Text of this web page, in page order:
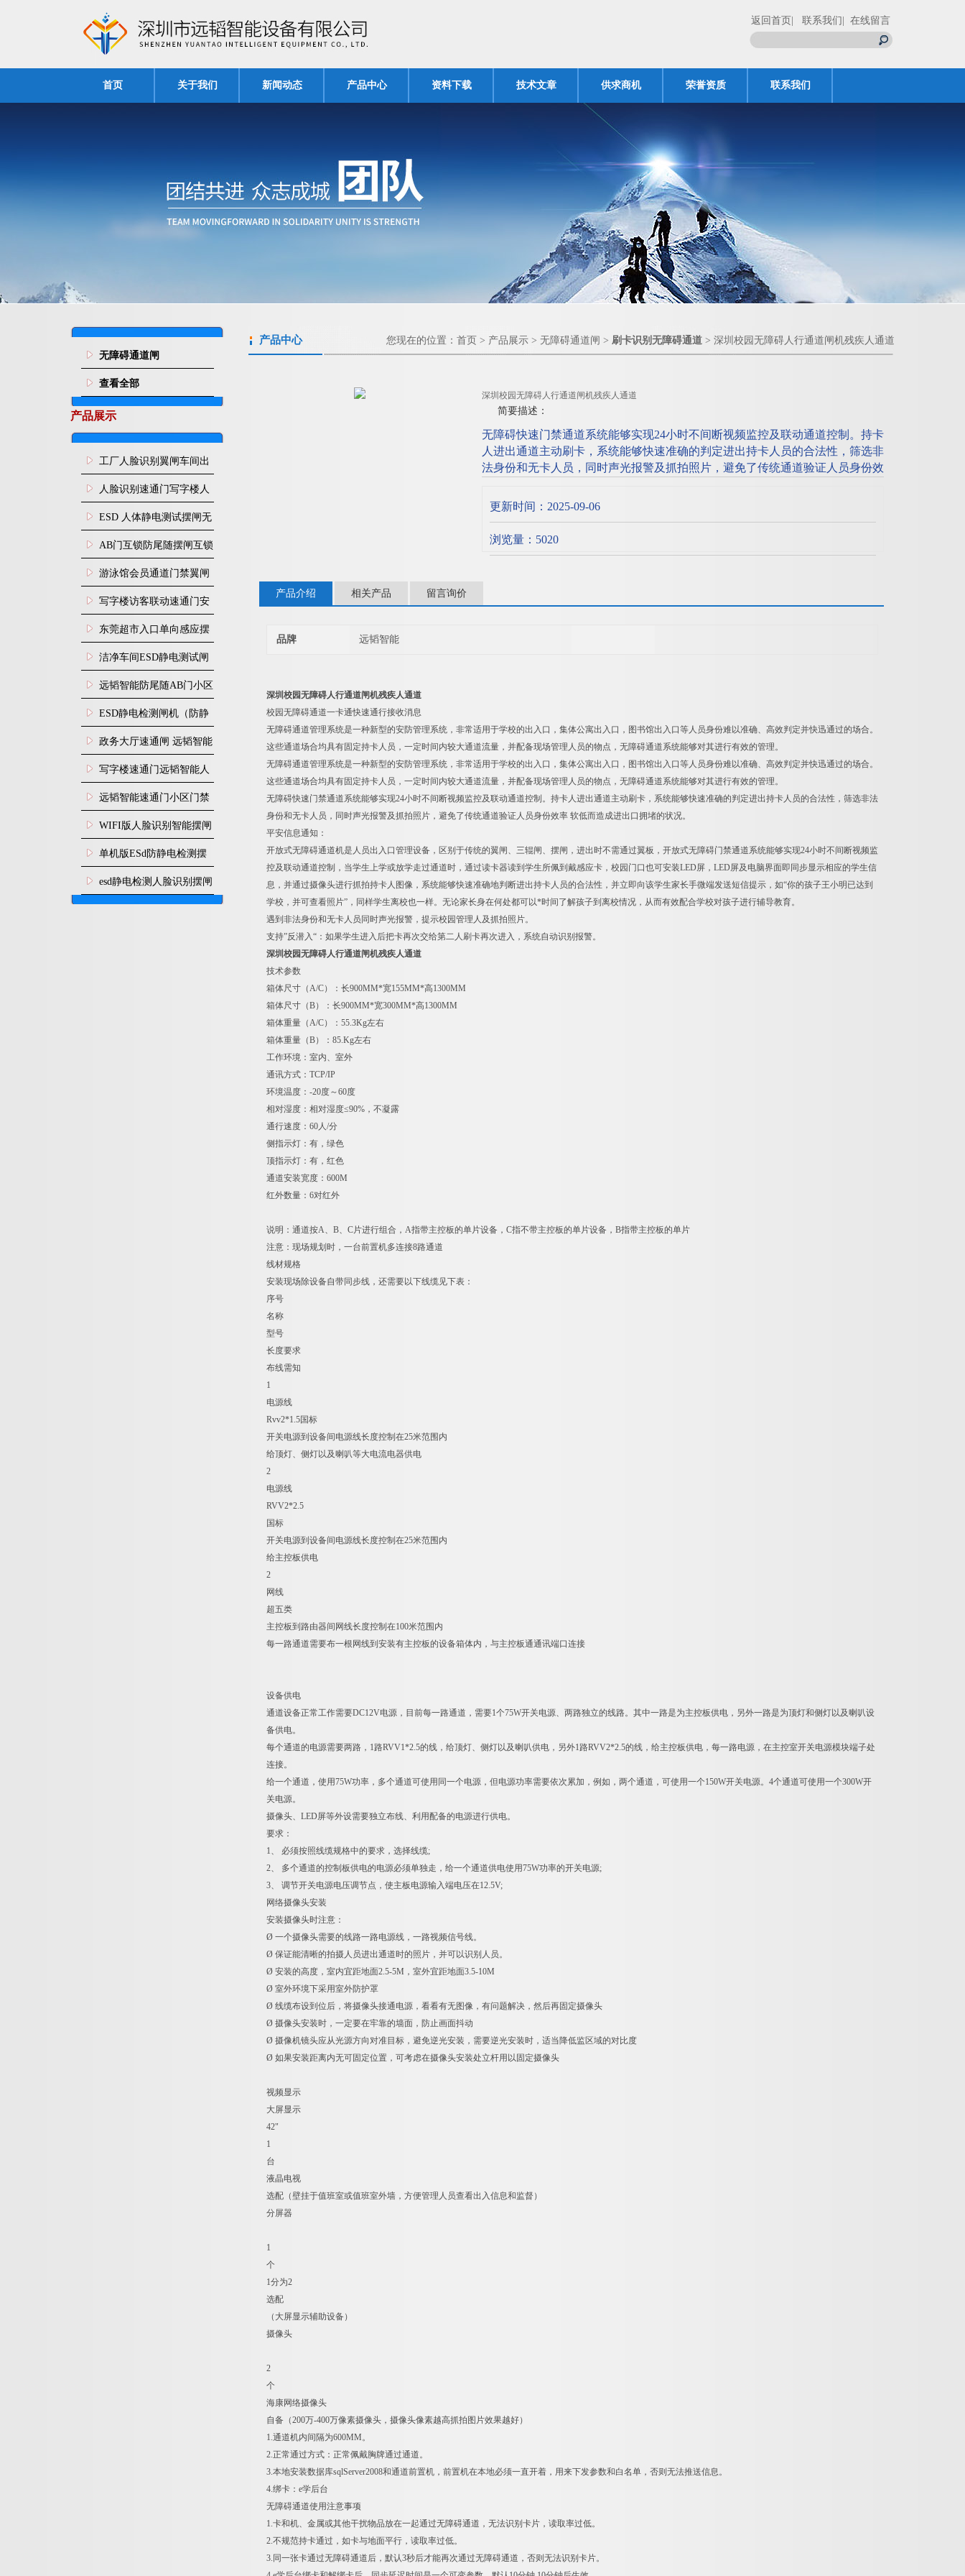
返回首页 | 联系我们 | 在线留言
首页 关于我们 新闻动态 产品中心 资料下载 技术文章 供求商机 荣誉资质 联系我们
无障碍通道闸
查看全部
产品展示
工厂人脸识别翼闸车间出
入口人行通道门禁
人脸识别速通门写字楼人
行通道闸门禁设备
ESD 人体静电测试摆闸无
尘车间防静电闸机
AB门互锁防尾随摆闸互锁
闸机
游泳馆会员通道门禁翼闸
写字楼访客联动速通门安
装
东莞超市入口单向感应摆
闸安装
洁净车间ESD静电测试闸
机
远韬智能防尾随AB门小区
门禁闸机安装
​ESD静电检测闸机（防静
电门禁通道系统）
政务大厅速通闸 远韬智能
防尾随静音速通门
写字楼速通门远韬智能人
脸识别快速通道闸
远韬智能速通门小区门禁
闸机食堂消费摆闸
WIFI版人脸识别智能摆闸
机
单机版ESd防静电检测摆
闸机
esd静电检测人脸识别摆闸
安装
产品中心 您现在的位置： 首页 > 产品展示 > 无障碍通道闸 > 刷卡识别无障碍通道 > 深圳校园无障碍人行通道闸机残疾人通道
深圳校园无障碍人行通道闸机残疾人通道
简要描述：
无障碍快速门禁通道系统能够实现24小时不间断视频监控及联动通道控制。持卡
人进出通道主动刷卡，系统能够快速准确的判定进出持卡人员的合法性，筛选非
法身份和无卡人员，同时声光报警及抓拍照片，避免了传统通道验证人员身份效
更新时间：2025-09-06
浏览量：5020
产品介绍 相关产品 留言询价
品牌 远韬智能
深圳校园无障碍人行通道闸机残疾人通道
校园无障碍通道一卡通快速通行接收消息
无障碍通道管理系统是一种新型的安防管理系统，非常适用于学校的出入口，集体公寓出入口，图书馆出入口等人员身份难以准确、高效判定并快迅通过的场合。
这些通道场合均具有固定持卡人员，一定时间内较大通道流量，并配备现场管理人员的物点，无障碍通道系统能够对其进行有效的管理。
无障碍通道管理系统是一种新型的安防管理系统，非常适用于学校的出入口，集体公寓出入口，图书馆出入口等人员身份难以准确、高效判定并快迅通过的场合。
这些通道场合均具有固定持卡人员，一定时间内较大通道流量，并配备现场管理人员的物点，无障碍通道系统能够对其进行有效的管理。
无障碍快速门禁通道系统能够实现24小时不间断视频监控及联动通道控制。持卡人进出通道主动刷卡，系统能够快速准确的判定进出持卡人员的合法性，筛选非法
身份和无卡人员，同时声光报警及抓拍照片，避免了传统通道验证人员身份效率 软低而造成进出口拥堵的状况。
平安信息通知：
开放式无障碍通道机是人员出入口管理设备，区别于传统的翼闸、三辊闸、摆闸，进出时不需通过翼板，开放式无障碍门禁通道系统能够实现24小时不间断视频监
控及联动通道控制，当学生上学或放学走过通道时，通过读卡器读到学生所佩到戴感应卡，校园门口也可安装LED屏，LED屏及电脑界面即同步显示相应的学生信
息，并通过摄像头进行抓拍持卡人图像，系统能够快速准确地判断进出持卡人员的合法性，并立即向该学生家长手微端发送短信提示，如“你的孩子王小明已达到
学校，并可查看照片”，同样学生离校也一样。无论家长身在何处都可以*时间了解孩子到离校情况，从而有效配合学校对孩子进行辅导教育。
遇到非法身份和无卡人员同时声光报警，提示校园管理人及抓拍照片。
支持”反潜入“：如果学生进入后把卡再次交给第二人刷卡再次进入，系统自动识别报警。
深圳校园无障碍人行通道闸机残疾人通道
技术参数
箱体尺寸（A/C）：长900MM*宽155MM*高1300MM
箱体尺寸（B）：长900MM*宽300MM*高1300MM
箱体重量（A/C）：55.3Kg左右
箱体重量（B）：85.Kg左右
工作环境：室内、室外
通讯方式：TCP/IP
环境温度：-20度～60度
相对湿度：相对湿度≤90%，不凝露
通行速度：60人/分
侧指示灯：有，绿色
顶指示灯：有，红色
通道安装宽度：600M
红外数量：6对红外
说明：通道按A、B、C片进行组合，A指带主控板的单片设备，C指不带主控板的单片设备，B指带主控板的单片
注意：现场规划时，一台前置机多连接8路通道
线材规格
安装现场除设备自带同步线，还需要以下线缆见下表：
序号
名称
型号
长度要求
布线需知
1
电源线
Rvv2*1.5国标
开关电源到设备间电源线长度控制在25米范围内
给顶灯、侧灯以及喇叭等大电流电器供电
2
电源线
RVV2*2.5
国标
开关电源到设备间电源线长度控制在25米范围内
给主控板供电
2
网线
超五类
主控板到路由器间网线长度控制在100米范围内
每一路通道需要布一根网线到安装有主控板的设备箱体内，与主控板通通讯端口连接
设备供电
通道设备正常工作需要DC12V电源，目前每一路通道，需要1个75W开关电源、两路独立的线路。其中一路是为主控板供电，另外一路是为顶灯和侧灯以及喇叭设
备供电。
每个通道的电源需要两路，1路RVV1*2.5的线，给顶灯、侧灯以及喇叭供电，另外1路RVV2*2.5的线，给主控板供电，每一路电源，在主控室开关电源模块端子处
连接。
给一个通道，使用75W功率，多个通道可使用同一个电源，但电源功率需要依次累加，例如，两个通道，可使用一个150W开关电源。4个通道可使用一个300W开
关电源。
摄像头、LED屏等外设需要独立布线、利用配备的电源进行供电。
要求：
1、 必须按照线缆规格中的要求，选择线缆;
2、 多个通道的控制板供电的电源必须单独走，给一个通道供电使用75W功率的开关电源;
3、 调节开关电源电压调节点，使主板电源输入端电压在12.5V;
网络摄像头安装
安装摄像头时注意：
Ø 一个摄像头需要的线路一路电源线，一路视频信号线。
Ø 保证能清晰的拍摄人员进出通道时的照片，并可以识别人员。
Ø 安装的高度，室内宜距地面2.5-5M，室外宜距地面3.5-10M
Ø 室外环境下采用室外防护罩
Ø 线缆布设到位后，将摄像头接通电源，看看有无图像，有问题解决，然后再固定摄像头
Ø 摄像头安装时，一定要在牢靠的墙面，防止画面抖动
Ø 摄像机镜头应从光源方向对准目标，避免逆光安装，需要逆光安装时，适当降低监区域的对比度
Ø 如果安装距离内无可固定位置，可考虑在摄像头安装处立杆用以固定摄像头
视频显示
大屏显示
42"
1
台
液晶电视
选配（壁挂于值班室或值班室外墙，方便管理人员查看出入信息和监督）
分屏器
1
个
1分为2
选配
（大屏显示辅助设备）
摄像头
2
个
海康网络摄像头
自备（200万-400万像素摄像头，摄像头像素越高抓拍图片效果越好）
1.通道机内间隔为600MM。
2.正常通过方式：正常佩戴胸牌通过通道。
3.本地安装数据库sqlServer2008和通道前置机，前置机在本地必须一直开着，用来下发参数和白名单，否则无法推送信息。
4.绑卡：e学后台
无障碍通道使用注意事项
1.卡和机、金属或其他干扰物品放在一起通过无障碍通道，无法识别卡片，读取率过低。
2.不规范持卡通过，如卡与地面平行，读取率过低。
3.同一张卡通过无障碍通道后，默认3秒后才能再次通过无障碍通道，否则无法识别卡片。